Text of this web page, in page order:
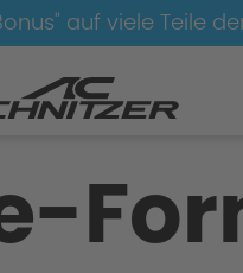
auf viele Teile